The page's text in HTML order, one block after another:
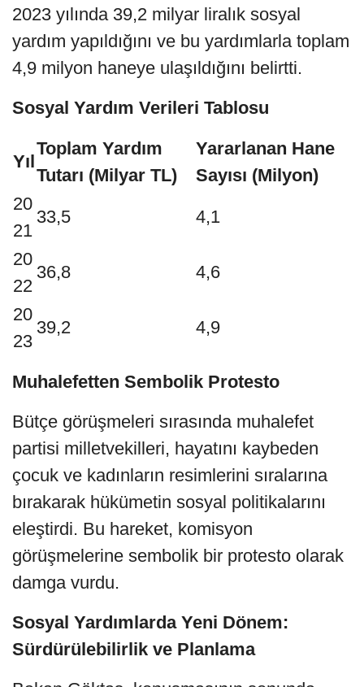
2023 yılında 39,2 milyar liralık sosyal
yardım yapıldığını ve bu yardımlarla toplam
4,9 milyon haneye ulaşıldığını belirtti.
Sosyal Yardım Verileri Tablosu
Yıl
Toplam Yardım
Tutarı (Milyar TL)
Yararlanan Hane
Sayısı (Milyon)
20
21
33,5 4,1
20
22
36,8 4,6
20
23
39,2 4,9
Muhalefetten Sembolik Protesto
Bütçe görüşmeleri sırasında muhalefet
partisi milletvekilleri, hayatını kaybeden
çocuk ve kadınların resimlerini sıralarına
bırakarak hükümetin sosyal politikalarını
eleştirdi. Bu hareket, komisyon
görüşmelerine sembolik bir protesto olarak
damga vurdu.
Sosyal Yardımlarda Yeni Dönem:
Sürdürülebilirlik ve Planlama